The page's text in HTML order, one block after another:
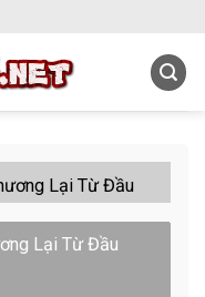
Lại Từ Đầu
Lại Từ Đầu